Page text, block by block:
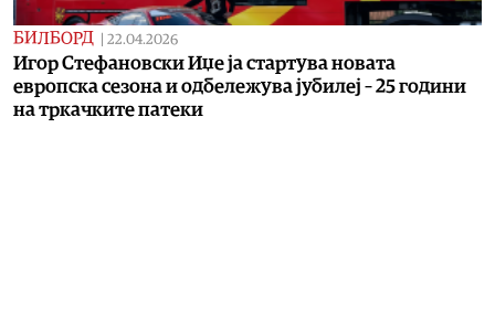
БИЛБОРД 22.04.2026
Игор Стефановски Иџе ја стартува новата
европска сезона и одбележува јубилеј – 25 години
на тркачките патеки